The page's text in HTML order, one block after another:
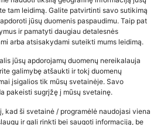
tam leidimą. Galite patvirtinti savo sutikimą
jūsų duomenis paspaudimu. Taip pat
ir pamatyti daugiau detalesnės
arba atsisakydami suteikti mums leidimą.
jūsų apdorojamų duomenų nereikalauja
galimybę atšaukti ir tokį duomenų
įsigalios tik mūsų svetainėje. Savo
pakeisti sugrįžę į mūsų svetainę.
kad ši svetainė / programėlė naudojasi viena
ir gali rinkti bei saugoti informaciją, be
parduotuvės
–…